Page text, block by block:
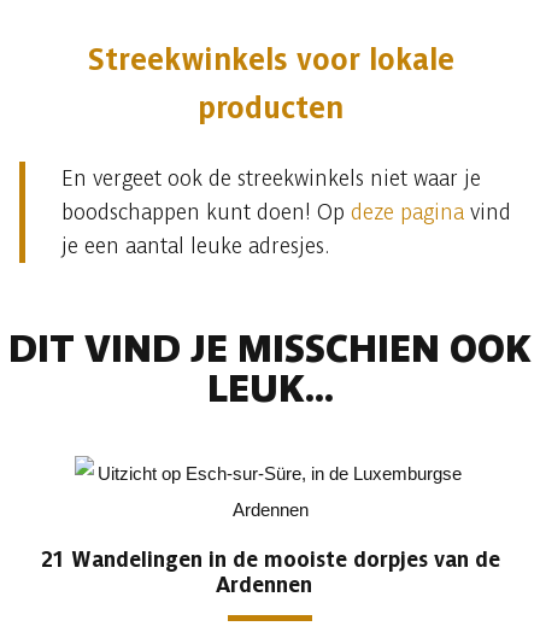
Streekwinkels voor lokale
producten
En vergeet ook de streekwinkels niet waar je
boodschappen kunt doen! Op deze pagina vind
je een aantal leuke adresjes.
DIT VIND JE MISSCHIEN OOK
LEUK...
21 Wandelingen in de mooiste dorpjes van de
Ardennen